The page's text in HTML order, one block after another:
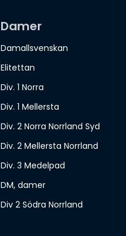
Damer
Damallsvenskan
Elitettan
Div. 1 Norra
Div. 1 Mellersta
Div. 2 Norra Norrland Syd
Div. 2 Mellersta Norrland
Div. 3 Medelpad
DM, damer
Div 2 Södra Norrland